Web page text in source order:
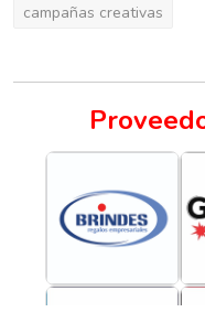
campañas creativas